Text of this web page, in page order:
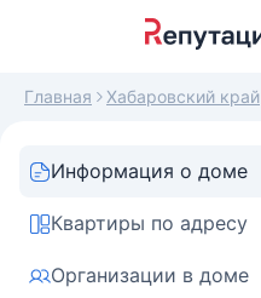
Главная Хабаровский край
Информация о доме
Квартиры по адресу
Организации в доме